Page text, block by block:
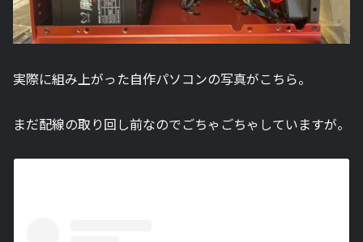
実際に組み上がった自作パソコンの写真がこちら。
まだ配線の取り回し前なのでごちゃごちゃしていますが。